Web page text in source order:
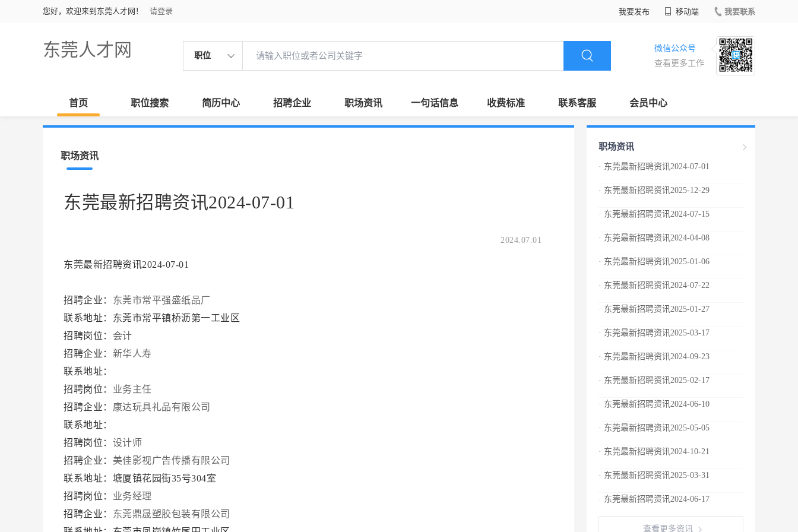
您好，欢迎来到东莞人才网！ 请登录 我要发布 移动端 我要联系
东莞人才网 职位
微信公众号
查看更多工作
首页 职位搜索 简历中心 招聘企业 职场资讯 一句话信息 收费标准 联系客服 会员中心
职场资讯
东莞最新招聘资讯2024-07-01
2024.07.01
东莞最新招聘资讯2024-07-01
招聘企业： 东莞市常平强盛纸品厂
联系地址：东莞市常平镇桥沥第一工业区
招聘岗位： 会计
招聘企业： 新华人寿
联系地址：
招聘岗位： 业务主任
招聘企业： 康达玩具礼品有限公司
联系地址：
招聘岗位： 设计师
招聘企业： 美佳影视广告传播有限公司
联系地址：塘厦镇花园街35号304室
招聘岗位： 业务经理
招聘企业： 东莞鼎晟塑胶包装有限公司
职场资讯
· 东莞最新招聘资讯2024-07-01
· 东莞最新招聘资讯2025-12-29
· 东莞最新招聘资讯2024-07-15
· 东莞最新招聘资讯2024-04-08
· 东莞最新招聘资讯2025-01-06
· 东莞最新招聘资讯2024-07-22
· 东莞最新招聘资讯2025-01-27
· 东莞最新招聘资讯2025-03-17
· 东莞最新招聘资讯2024-09-23
· 东莞最新招聘资讯2025-02-17
· 东莞最新招聘资讯2024-06-10
· 东莞最新招聘资讯2025-05-05
· 东莞最新招聘资讯2024-10-21
· 东莞最新招聘资讯2025-03-31
· 东莞最新招聘资讯2024-06-17
查看更多资讯